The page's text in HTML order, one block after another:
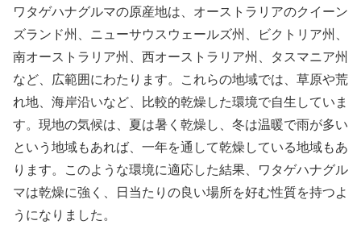
ワタゲハナグルマの原産地は、オーストラリアのクイーン
ズランド州、ニューサウスウェールズ州、ビクトリア州、
南オーストラリア州、西オーストラリア州、タスマニア州
など、広範囲にわたります。これらの地域では、草原や荒
れ地、海岸沿いなど、比較的乾燥した環境で自生していま
す。現地の気候は、夏は暑く乾燥し、冬は温暖で雨が多い
という地域もあれば、一年を通して乾燥している地域もあ
ります。このような環境に適応した結果、ワタゲハナグル
マは乾燥に強く、日当たりの良い場所を好む性質を持つよ
うになりました。